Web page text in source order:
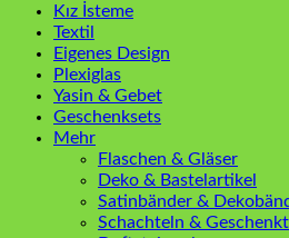
Kız İsteme
Textil
Eigenes Design
Plexiglas
Yasin & Gebet
Geschenksets
Mehr
Flaschen & Gläser
Deko & Bastelartikel
Satinbänder &
Schachteln &